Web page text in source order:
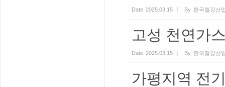
Date 2025.03.15 By 한국철강산
고성 천연가
Date 2025.03.15 By 한국철강산
가평지역 전